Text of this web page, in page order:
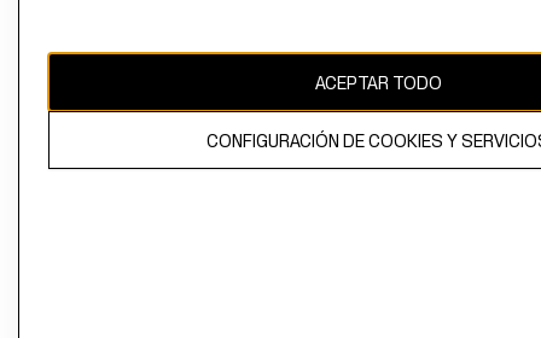
CAMBIAR REGIÓN
El contenido de esta página web está protegido por copyright y es
ACEPTAR TODO
CONFIGURACIÓN DE COOKIES Y